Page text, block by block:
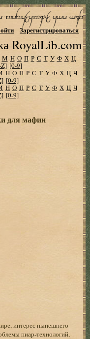
RoyalLib.com
Зарегистрироваться
М Н О П Р С Т У Ф Х Ц
[0-9]
Н О П Р С Т У Ф Х Ц Ч
[0-9]
Н О П Р С Т У Ф Х Ц Ч
[0-9]
для мафии
интерес нынешнего
пиар-технологий,